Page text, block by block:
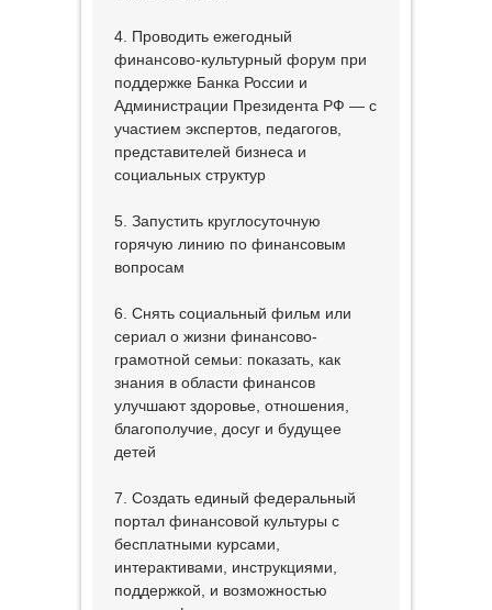
4. Проводить ежегодный
финансово-культурный форум при
поддержке Банка России и
Администрации Президента РФ — с
участием экспертов, педагогов,
представителей бизнеса и
социальных структур
5. Запустить круглосуточную
горячую линию по финансовым
вопросам
6. Снять социальный фильм или
сериал о жизни финансово-
грамотной семьи: показать, как
знания в области финансов
улучшают здоровье, отношения,
благополучие, досуг и будущее
детей
7. Создать единый федеральный
портал финансовой культуры с
бесплатными курсами,
интерактивами, инструкциями,
поддержкой, и возможностью